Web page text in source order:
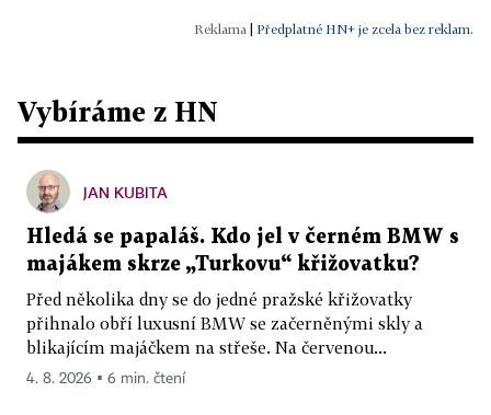
Předplatné HN+ je zcela bez reklam.
Vybíráme z HN
JAN KUBITA
Hledá se papaláš. Kdo jel v černém BMW s
majákem skrze „Turkovu“ křižovatku?
Před několika dny se do jedné pražské křižovatky
přihnalo obří luxusní BMW se začerněnými skly a
blikajícím majáčkem na střeše. Na červenou...
4. 8. 2026 ▪ 6 min. čtení